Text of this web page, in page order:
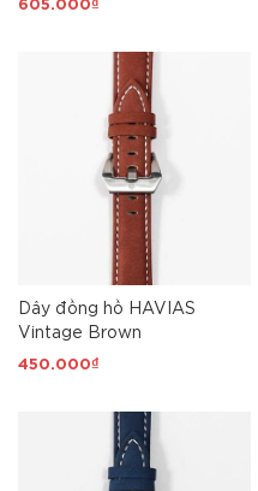
605.000₫
Dây đồng hồ HAVIAS
Vintage Brown
450.000₫